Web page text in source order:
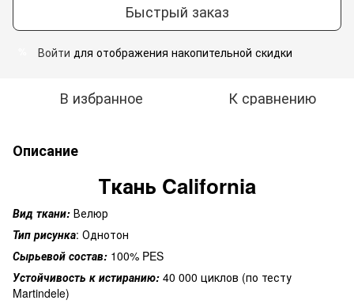
Быстрый заказ
Войти для отображения накопительной скидки
В избранное К сравнению
Описание
Ткань California
Вид ткани: Велюр
Тип рисунка: Однотон
Сырьевой состав: 100% PES
Устойчивость к истиранию: 40 000 циклов (по тесту
Martindele)